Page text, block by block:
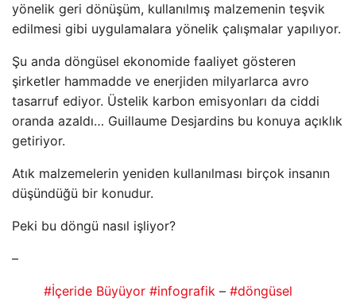
yönelik geri dönüşüm, kullanılmış malzemenin teşvik
edilmesi gibi uygulamalara yönelik çalışmalar yapılıyor.
Şu anda döngüsel ekonomide faaliyet gösteren
şirketler hammadde ve enerjiden milyarlarca avro
tasarruf ediyor. Üstelik karbon emisyonları da ciddi
oranda azaldı… Guillaume Desjardins bu konuya açıklık
getiriyor.
Atık malzemelerin yeniden kullanılması birçok insanın
düşündüğü bir konudur.
Peki bu döngü nasıl işliyor?
–
#İçeride Büyüyor #infografik – #döngüsel